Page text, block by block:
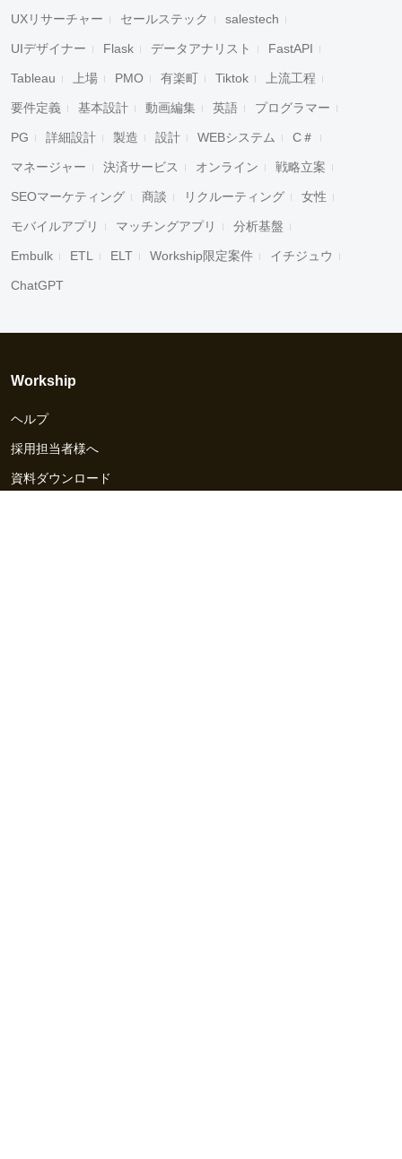
UXリサーチャー セールステック salestech
UIデザイナー Flask データアナリスト FastAPI
Tableau 上場 PMO 有楽町 Tiktok 上流工程
要件定義 基本設計 動画編集 英語 プログラマー
PG 詳細設計 製造 設計 WEBシステム C＃
マネージャー 決済サービス オンライン 戦略立案
SEOマーケティング 商談 リクルーティング 女性
モバイルアプリ マッチングアプリ 分析基盤
Embulk ETL ELT Workship限定案件 イチジュウ
ChatGPT
Workship
ヘルプ
採用担当者様へ
資料ダウンロード